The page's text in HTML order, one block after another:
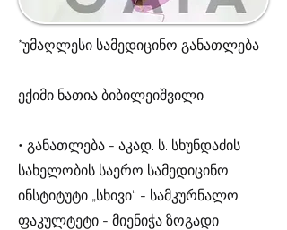
*უმაღლესი სამედიცინო განათლება
ექიმი ნათია ბიბილეიშვილი
• განათლება - აკად. ს. სხუნდაძის
სახელობის საერო სამედიცინო
ინსტიტუტი „სხივი“ - სამკურნალო
ფაკულტეტი - მიენიჭა ზოგადი